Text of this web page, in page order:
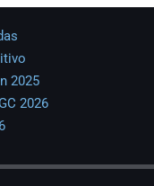
2025
2026